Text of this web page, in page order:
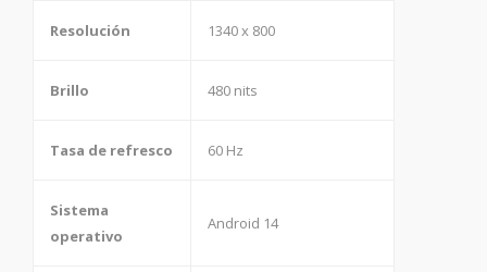
Resolución 1340 x 800
Brillo 480 nits
Tasa de refresco 60 Hz
Sistema
operativo
Android 14